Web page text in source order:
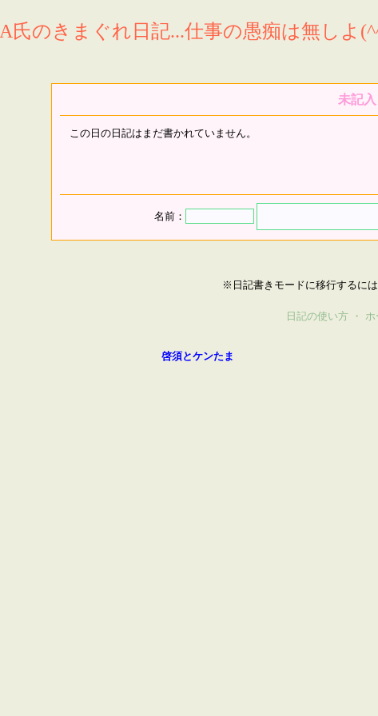
A氏のきまぐれ日記...仕事の愚痴は無しよ
未記入
この日の日記はまだ書かれていません。
名前：
※日記書きモードに移行するには
日記の使い方 ・ ホ
啓須とケンたま